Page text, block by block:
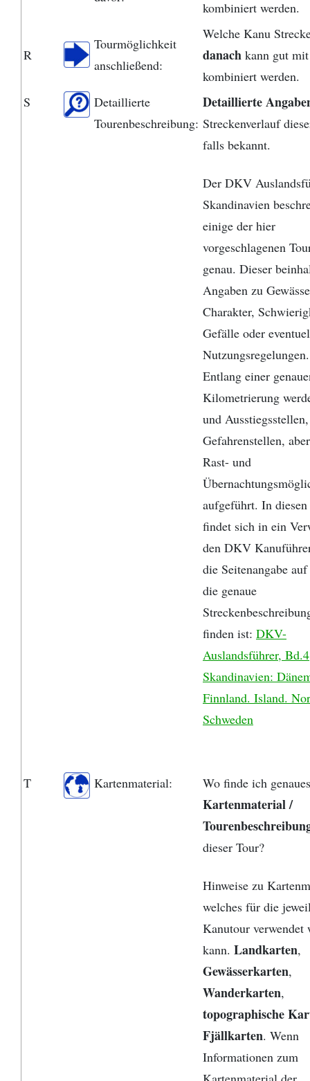
kombiniert werden.
R
Tourmöglichkeit
anschließend:
Welche Kanu
danach kann gut
kombiniert werden.
S
Detaillierte
Tourenbeschreibung:
Detaillierte
Streckenverlauf
falls bekannt.
Der DKV
Skandinavien
einige der hier
vorgeschlagenen
genau. Dieser
Angaben zu
Charakter,
Gefälle oder
Nutzungsregelungen.
Entlang einer
Kilometrierung
und
Gefahrenstellen,
Rast- und
aufgeführt. In
findet sich in ein
den DKV
die Seitenangabe
die genaue
finden ist: DKV-
Auslandsführer,
Skandinavien:
Finnland. Island.
Schweden
T Kartenmaterial: Wo finde ich genaues
Kartenmaterial /
dieser Tour?
Hinweise zu
welches für die
Kanutour verwendet
kann. Landkarten,
Gewässerkarten,
Wanderkarten,
topographische
Fjällkarten. Wenn
Informationen zum